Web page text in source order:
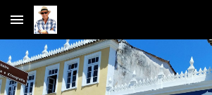
Skip to main content